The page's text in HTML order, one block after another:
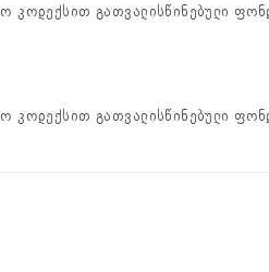
კოდექსით გათვალისწინებული
კოდექსით გათვალისწინებული